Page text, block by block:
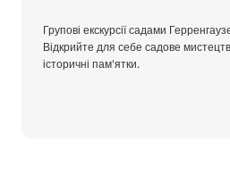
Групові екскурсії садами
Відкрийте для себе садове
історичні пам'ятки.